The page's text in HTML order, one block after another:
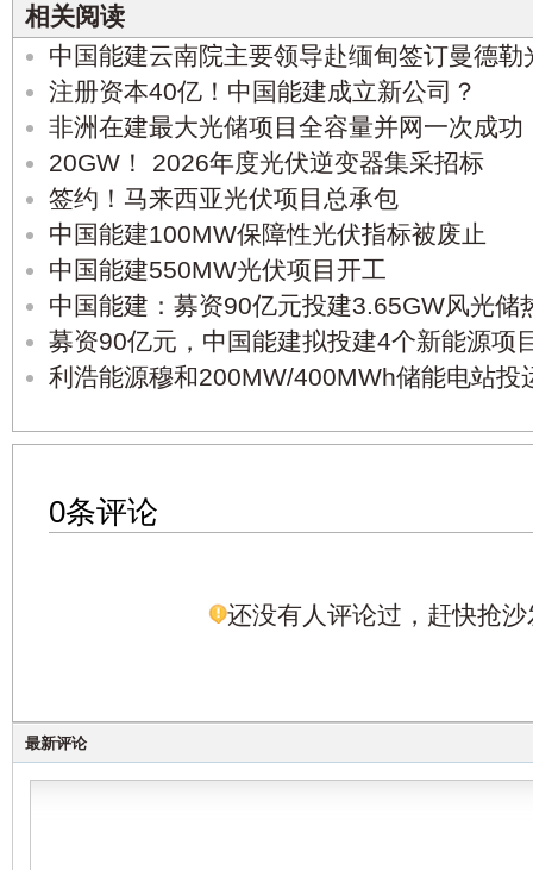
相关阅读
中国能建云南院主要领导赴缅甸签订曼德勒
注册资本40亿！中国能建成立新公司？
非洲在建最大光储项目全容量并网一次成功
20GW！ 2026年度光伏逆变器集采招标
签约！马来西亚光伏项目总承包
中国能建100MW保障性光伏指标被废止
中国能建550MW光伏项目开工
中国能建：募资90亿元投建3.65GW风光储
募资90亿元，中国能建拟投建4个新能源项
利浩能源穆和200MW/400MWh储能电站投
0条评论
还没有人评论过，赶快抢沙
最新评论